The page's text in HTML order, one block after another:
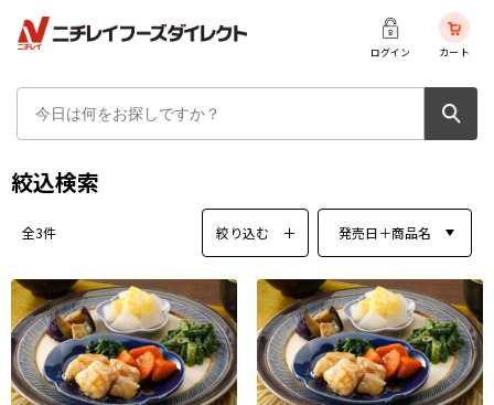
ログイン カート
絞込検索
絞り込む 発売日＋商品名
全3件